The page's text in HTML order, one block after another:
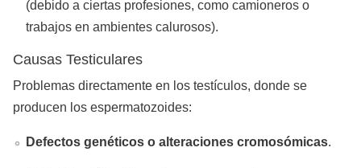
(debido a ciertas profesiones, como camioneros o
trabajos en ambientes calurosos).
Causas Testiculares
Problemas directamente en los testículos, donde se
producen los espermatozoides:
Defectos genéticos o alteraciones cromosómicas.